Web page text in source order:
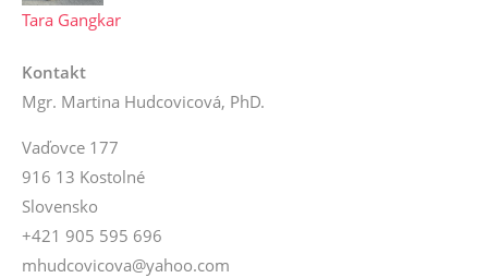
Tara Gangkar
Kontakt
Mgr. Martina Hudcovicová, PhD.
Vaďovce 177
916 13 Kostolné
Slovensko
+421 905 595 696
mhudcovicova@yahoo.com